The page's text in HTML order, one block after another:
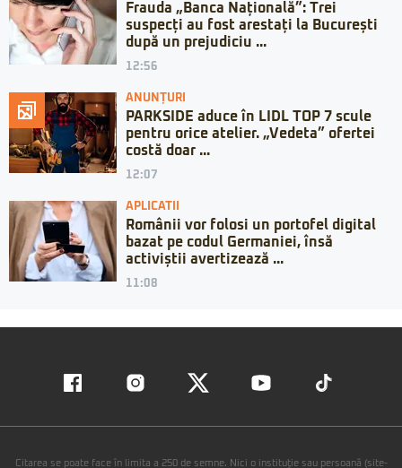
Frauda „Banca Națională”: Trei
suspecți au fost arestați la București
după un prejudiciu ...
12:56
ANUNȚURI
PARKSIDE aduce în LIDL TOP 7 scule
pentru orice atelier. „Vedeta” ofertei
costă doar ...
12:07
APLICATII
Românii vor folosi un portofel digital
bazat pe codul Germaniei, însă
activiștii avertizează ...
11:08
Citarea se poate face în limita a 250 de semne. Nici o instituţie sau persoană (site-